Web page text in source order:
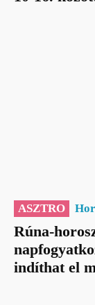
ASZTRO
Rúna-
indíthat el